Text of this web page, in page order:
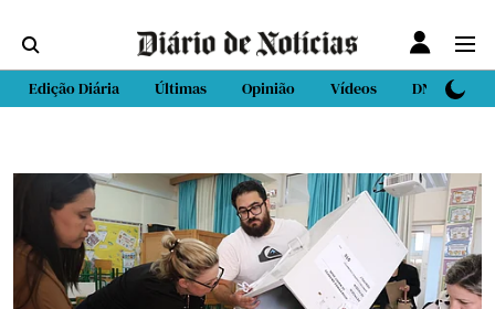
Edição Diária Últimas Opinião Vídeos DN Sport